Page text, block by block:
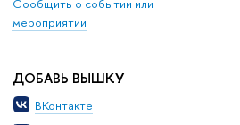
Сообщить о событии или
мероприятии
ДОБАВЬ ВЫШКУ
ВКонтакте